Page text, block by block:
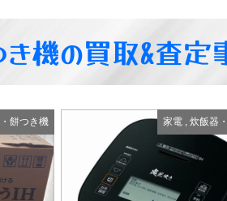
機の買取&査定
餅つき機 家電, 炊飯器